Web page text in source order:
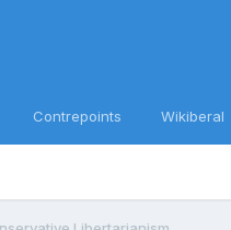
Contrepoints Wikiberal